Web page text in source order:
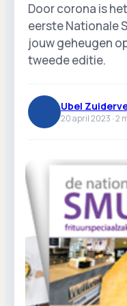
Door corona is
eerste Nationale
jouw geheugen
tweede editie.
Ubel
20 april 2023 ·2